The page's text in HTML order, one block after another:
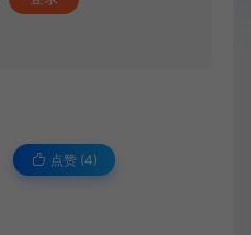
点赞 (4)